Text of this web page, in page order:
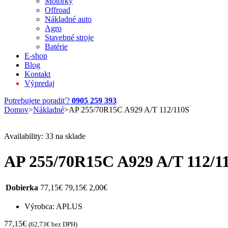
Offroad
Nákladné auto
Agro
Stavebné stroje
Batérie
E-shop
Blog
Kontakt
Výpredaj
Potrebujete poradiť? 0905 259 393
Domov>Nákladné>AP 255/70R15C A929 A/T 112/110S
Availability: 33 na sklade
AP 255/70R15C A929 A/T 112/
Dobierka 77,15€ 79,15€ 2,00€
Výrobca: APLUS
77,15€ (62,73€ bez DPH)